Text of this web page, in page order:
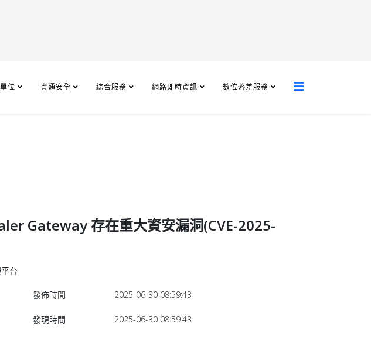
位 資通安全 綜合服務 網路即時資訊 數位落差服務
Gateway 存在重大資安漏洞(CVE-2025-
台
發佈時間 2025-06-30 08:59:43
發現時間 2025-06-30 08:59:43